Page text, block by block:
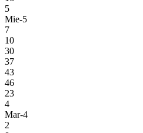
5
Mie-5
7
10
30
37
43
46
23
4
Mar-4
2